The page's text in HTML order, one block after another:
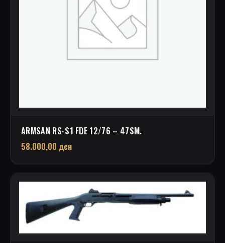
ARMSAN RS-S1 FDE 12/76 – 47SM.
58.000,00 ден